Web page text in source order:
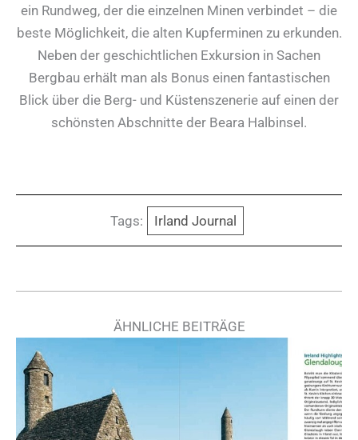
ein Rundweg, der die einzelnen Minen verbindet – die
beste Möglichkeit, die alten Kupferminen zu erkunden.
Neben der geschichtlichen Exkursion in Sachen
Bergbau erhält man als Bonus einen fantastischen
Blick über die Berg- und Küstenszenerie auf einen der
schönsten Abschnitte der Beara Halbinsel.
Tags: Irland Journal
ÄHNLICHE BEITRÄGE